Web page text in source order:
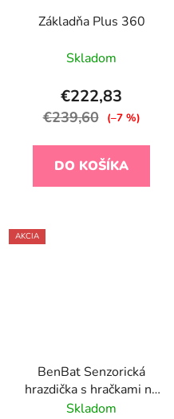
Základňa Plus 360
Skladom
€222,83
€239,60 (–7 %)
DO KOŠÍKA
AKCIA
BenBat Senzorická
hrazdička s hračkami na
kočík a autosedačku -
Skladom